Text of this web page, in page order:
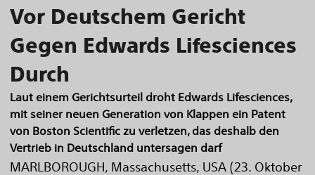
Vor Deutschem Gericht
Gegen Edwards Lifesciences
Durch
Laut einem Gerichtsurteil droht Edwards Lifesciences,
mit seiner neuen Generation von Klappen ein Patent
von Boston Scientific zu verletzen, das deshalb den
Vertrieb in Deutschland untersagen darf
MARLBOROUGH, Massachusetts, USA (23. Oktober